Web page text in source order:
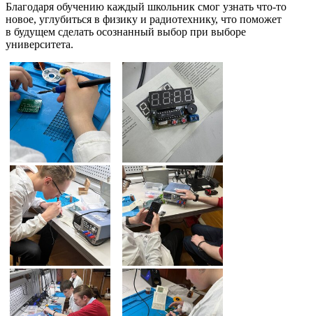
Благодаря обучению каждый школьник смог узнать что-то
новое, углубиться в физику и радиотехнику, что поможет
в будущем сделать осознанный выбор при выборе
университета.